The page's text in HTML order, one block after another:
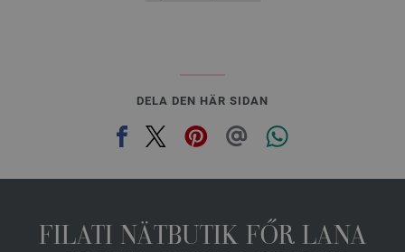
DELA DEN HÄR SIDAN
FILATI NÄTBUTIK FŐR LANA